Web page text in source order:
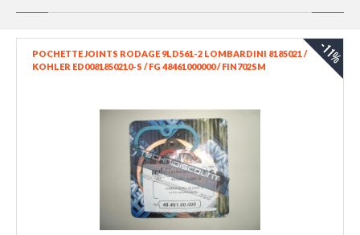
POCHETTE JOINTS RODAGE 9LD561-2 LOMBARDINI 8185021 /
KOHLER ED0081850210-S / FG 48461000000 / FIN702SM
-11%